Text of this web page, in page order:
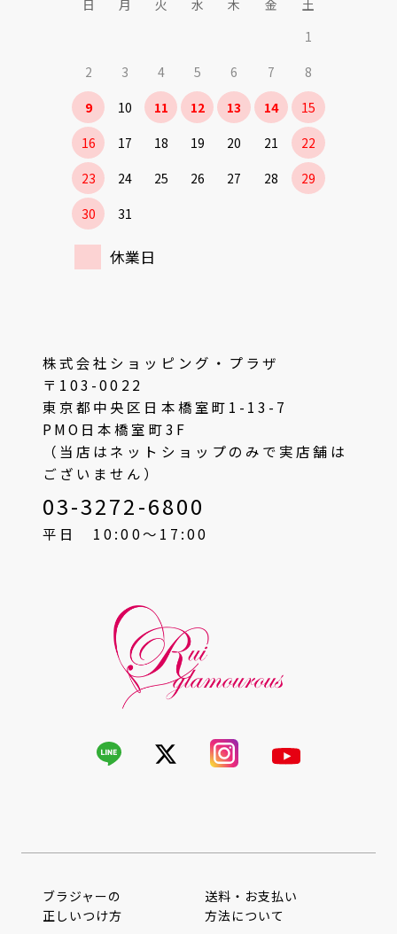
日
月 火 水 木 金
土
1
2
3 4 5 6 7
8
9
10 11 12 13 14
15
16
17 18 19 20 21
22
23
24 25 26 27 28
29
30
31
休業日
株式会社ショッピング・プラザ
〒103-0022
東京都中央区日本橋室町1-13-7
PMO日本橋室町3F
（当店はネットショップのみで実店舗は
ございません）
03-3272-6800
平日 10:00〜17:00
ブラジャーの
正しいつけ方
送料・お支払い
方法について